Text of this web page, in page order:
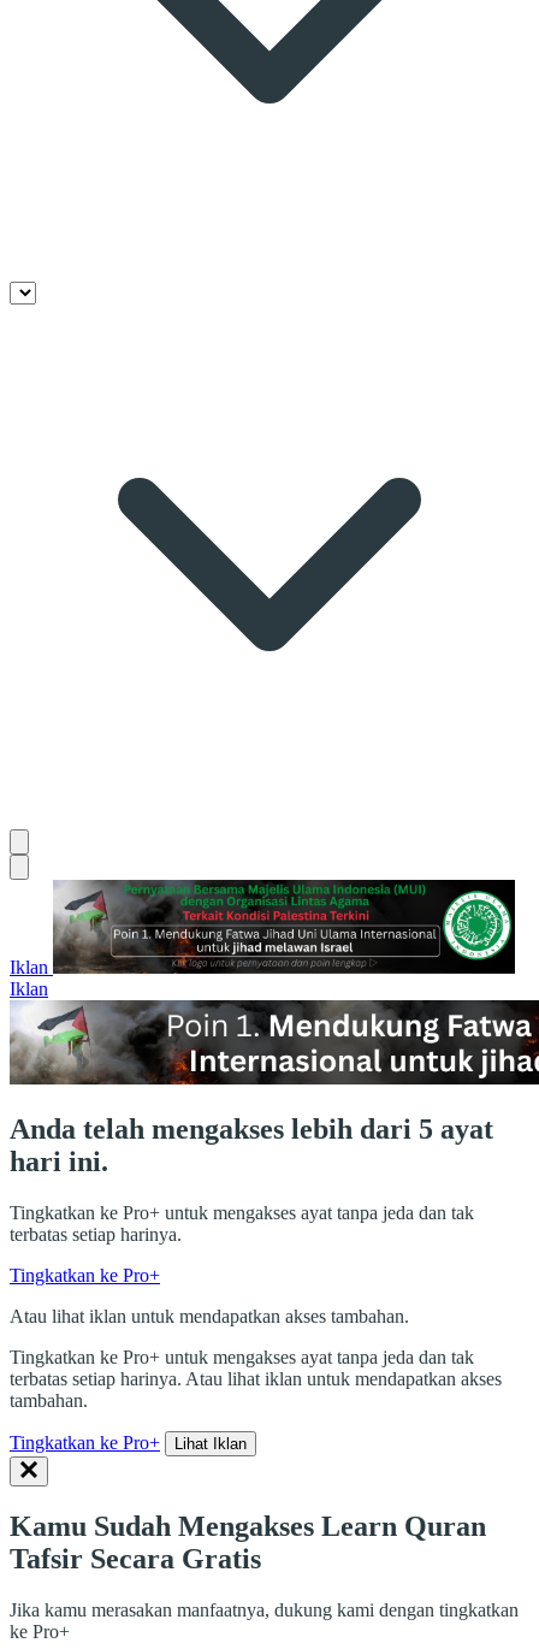
Iklan
Iklan
Anda telah mengakses lebih dari 5 ayat
hari ini.
Tingkatkan ke Pro+ untuk mengakses ayat tanpa jeda dan tak
terbatas setiap harinya.
Tingkatkan ke Pro+
Atau lihat iklan untuk mendapatkan akses tambahan.
Tingkatkan ke Pro+ untuk mengakses ayat tanpa jeda dan tak
terbatas setiap harinya. Atau lihat iklan untuk mendapatkan akses
tambahan.
Tingkatkan ke Pro+ Lihat Iklan
Kamu Sudah Mengakses Learn Quran
Tafsir Secara Gratis
Jika kamu merasakan manfaatnya, dukung kami dengan tingkatkan
ke Pro+